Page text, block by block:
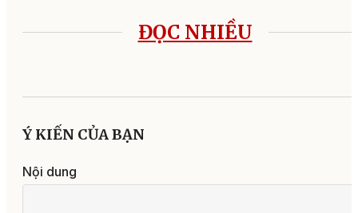
ĐỌC NHIỀU
Ý KIẾN CỦA BẠN
Nội dung